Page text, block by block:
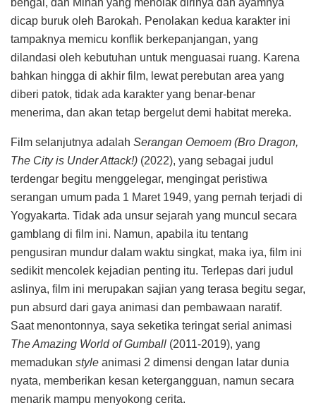
bengal, dan Minah yang menolak dirinya dan ayamnya
dicap buruk oleh Barokah. Penolakan kedua karakter ini
tampaknya memicu konflik berkepanjangan, yang
dilandasi oleh kebutuhan untuk menguasai ruang. Karena
bahkan hingga di akhir film, lewat perebutan area yang
diberi patok, tidak ada karakter yang benar-benar
menerima, dan akan tetap bergelut demi habitat mereka.
Film selanjutnya adalah Serangan Oemoem (Bro Dragon,
The City is Under Attack!) (2022), yang sebagai judul
terdengar begitu menggelegar, mengingat peristiwa
serangan umum pada 1 Maret 1949, yang pernah terjadi di
Yogyakarta. Tidak ada unsur sejarah yang muncul secara
gamblang di film ini. Namun, apabila itu tentang
pengusiran mundur dalam waktu singkat, maka iya, film ini
sedikit mencolek kejadian penting itu. Terlepas dari judul
aslinya, film ini merupakan sajian yang terasa begitu segar,
pun absurd dari gaya animasi dan pembawaan naratif.
Saat menontonnya, saya seketika teringat serial animasi
The Amazing World of Gumball (2011-2019), yang
memadukan style animasi 2 dimensi dengan latar dunia
nyata, memberikan kesan ketergangguan, namun secara
menarik mampu menyokong cerita.